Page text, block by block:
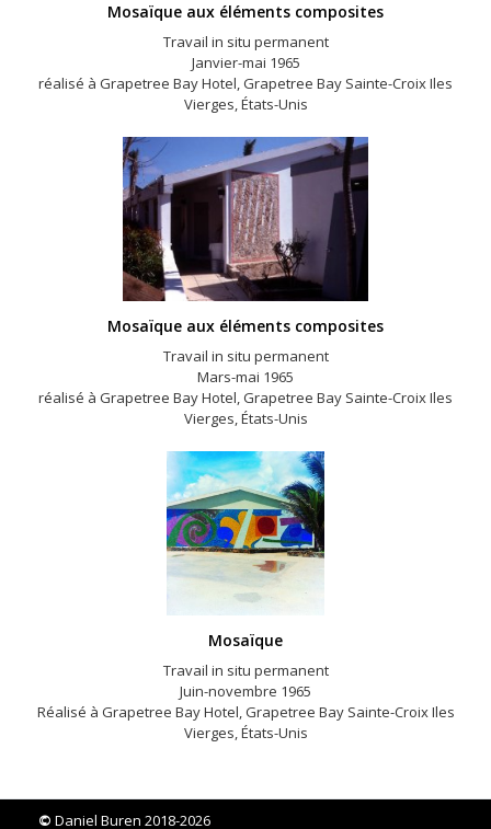
Mosaïque aux éléments composites
Travail in situ permanent
Janvier-mai 1965
réalisé à Grapetree Bay Hotel, Grapetree Bay Sainte-Croix Iles
Vierges, États-Unis
Mosaïque aux éléments composites
Travail in situ permanent
Mars-mai 1965
réalisé à Grapetree Bay Hotel, Grapetree Bay Sainte-Croix Iles
Vierges, États-Unis
Mosaïque
Travail in situ permanent
Juin-novembre 1965
Réalisé à Grapetree Bay Hotel, Grapetree Bay Sainte-Croix Iles
Vierges, États-Unis
© Daniel Buren 2018-2026